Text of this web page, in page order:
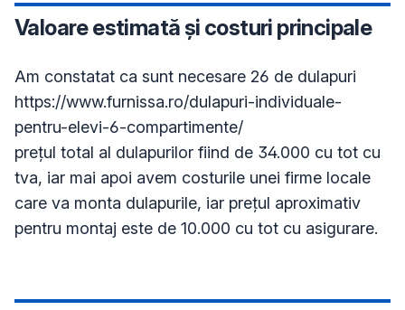
Valoare estimată și costuri principale
Am constatat ca sunt necesare 26 de dulapuri
https://www.furnissa.ro/dulapuri-individuale-
pentru-elevi-6-compartimente/
prețul total al dulapurilor fiind de 34.000 cu tot cu
tva, iar mai apoi avem costurile unei firme locale
care va monta dulapurile, iar prețul aproximativ
pentru montaj este de 10.000 cu tot cu asigurare.